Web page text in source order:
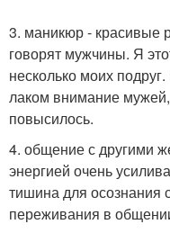
3. маникюр - красивые
говорят мужчины. Я
несколько моих
лаком внимание
повысилось.
4. общение с другими
энергией очень
тишина для
переживания в